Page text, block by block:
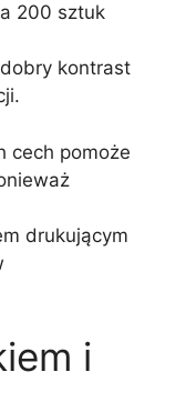
200 sztuk
kontrast
cech pomoże
drukującym
i